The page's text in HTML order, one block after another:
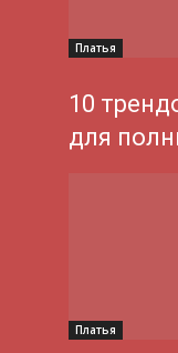
Платья
10
для
Платья